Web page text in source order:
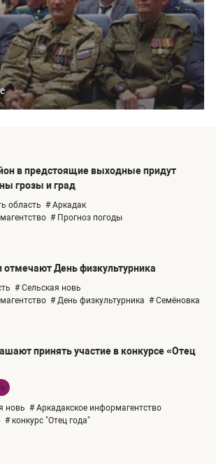
в предстоящие выходные придут
грозы и град
область # Аркадак
# Прогноз погоды
День физкультурника
# Сельская новь
# День физкультурника # Семёновка
принять участие в конкурсе «Отец
новь # Аркадакское информагентство
# конкурс "Отец года"